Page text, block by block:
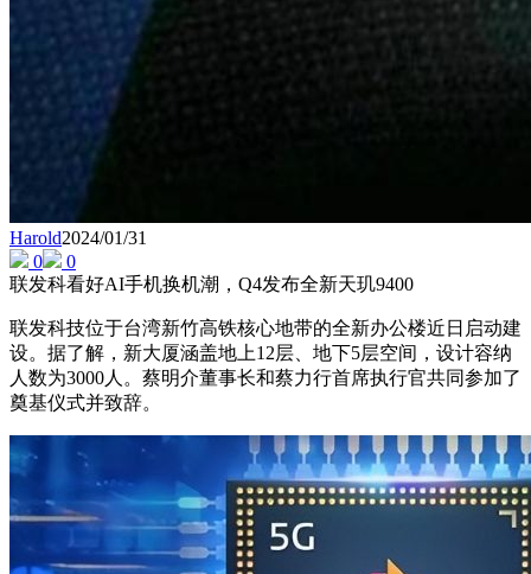
Harold2024/01/31
0
0
联发科看好AI手机换机潮，Q4发布全新天玑9400
联发科技位于台湾新竹高铁核心地带的全新办公楼近日启动建
设。据了解，新大厦涵盖地上12层、地下5层空间，设计容纳
人数为3000人。蔡明介董事长和蔡力行首席执行官共同参加了
奠基仪式并致辞。